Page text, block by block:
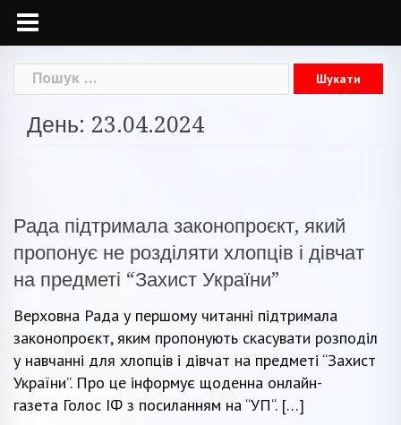
Пошук:
День: 23.04.2024
Рада підтримала законопроєкт, який
пропонує не розділяти хлопців і дівчат
на предметі “Захист України”
Верховна Рада у першому читанні підтримала
законопроєкт, яким пропонують скасувати розподіл
у навчанні для хлопців і дівчат на предметі “Захист
України”. Про це інформує щоденна онлайн-
газета Голос ІФ з посиланням на “УП“. […]